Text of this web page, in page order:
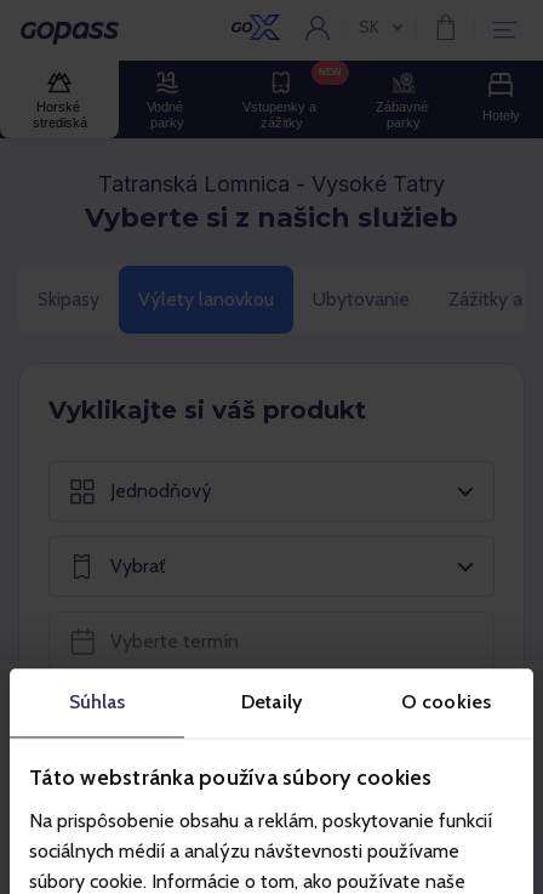
Súhlas Detaily O cookies
Táto webstránka používa súbory cookies
Na prispôsobenie obsahu a reklám, poskytovanie funkcií
sociálnych médií a analýzu návštevnosti používame
súbory cookie. Informácie o tom, ako používate naše
Gopass Aktuální jazyk:
SK
Horské
strediská
Vodné
parky
Vstupenky a
zážitky
NEW
Zábavné
parky
Hotely
Tatranská Lomnica - Vysoké Tatry
Vyberte si z našich služieb
Skipasy Výlety lanovkou Ubytovanie Zážitky a
Vyklikajte si váš produkt
Jednodňový
Vybrať